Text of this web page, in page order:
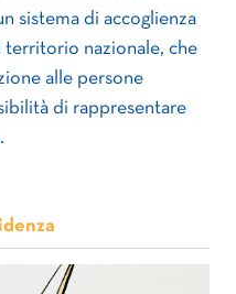
sistema di accoglienza
nazionale, che
alle persone
di rappresentare